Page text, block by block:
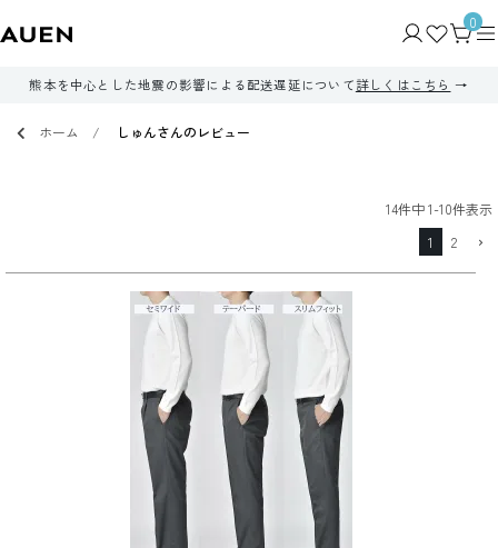
0
熊本を中心とした地震の影響による配送遅延について詳しくはこちら
ホーム しゅんさんのレビュー
14件中1-10件表示
1
2